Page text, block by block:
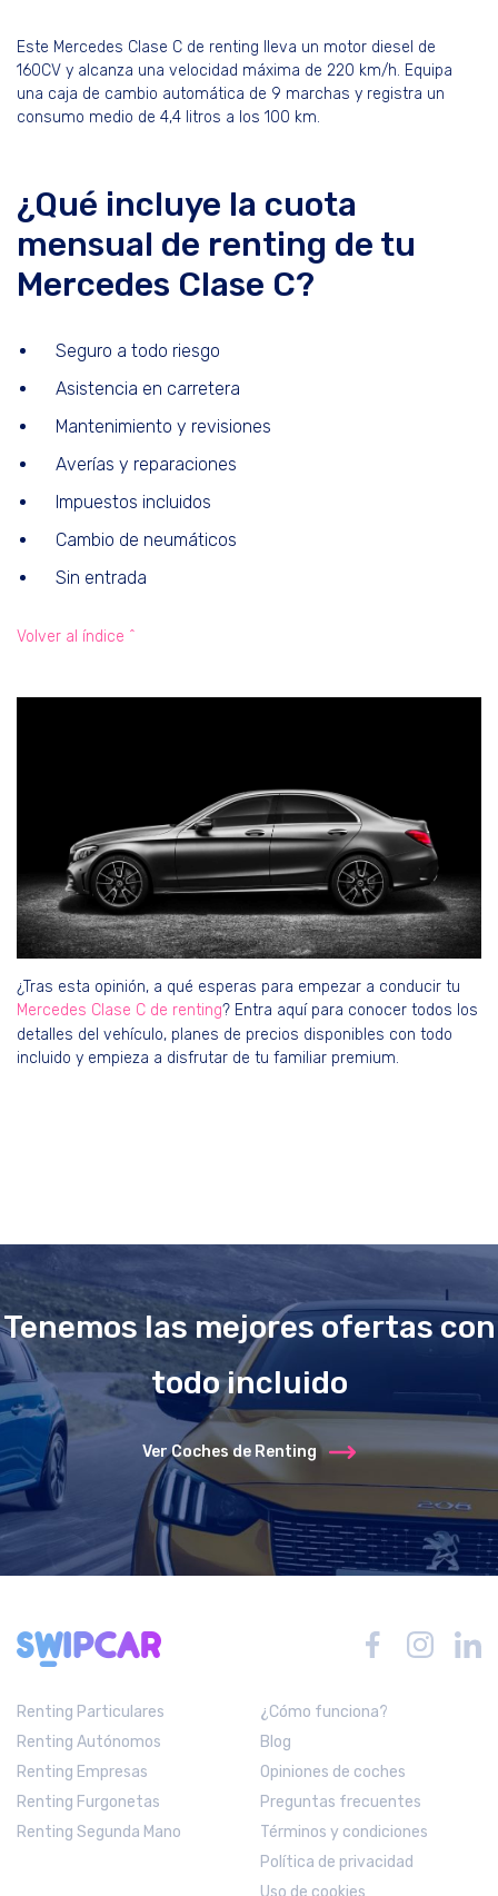
Este Mercedes Clase C de renting lleva un motor diesel de
160CV y alcanza una velocidad máxima de 220 km/h. Equipa
una caja de cambio automática de 9 marchas y registra un
consumo medio de 4,4 litros a los 100 km.
¿Qué incluye la cuota
mensual de renting de tu
Mercedes Clase C?
Seguro a todo riesgo
Asistencia en carretera
Mantenimiento y revisiones
Averías y reparaciones
Impuestos incluidos
Cambio de neumáticos
Sin entrada
Volver al índice ^
¿Tras esta opinión, a qué esperas para empezar a conducir tu
Mercedes Clase C de renting? Entra aquí para conocer todos los
detalles del vehículo, planes de precios disponibles con todo
incluido y empieza a disfrutar de tu familiar premium.
Tenemos las mejores ofertas con
todo incluido
Ver Coches de Renting
Renting Particulares
Renting Autónomos
Renting Empresas
Renting Furgonetas
Renting Segunda Mano
¿Cómo funciona?
Blog
Opiniones de coches
Preguntas frecuentes
Términos y condiciones
Política de privacidad